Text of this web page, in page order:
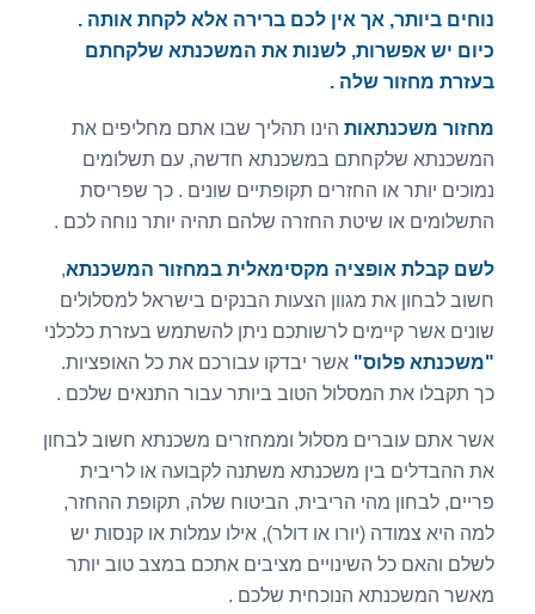
נוחים ביותר, אך אין לכם ברירה אלא לקחת אותה .
כיום יש אפשרות, לשנות את המשכנתא שלקחתם
בעזרת מחזור שלה .
מחזור משכנתאותהינו תהליך שבו אתם מחליפים את
המשכנתא שלקחתם במשכנתא חדשה, עם תשלומים
נמוכים יותר או החזרים תקופתיים שונים . כך שפריסת
התשלומים או שיטת החזרה שלהם תהיה יותר נוחה לכם .
לשם קבלת אופציה מקסימאלית במחזור המשכנתא,
חשוב לבחון את מגוון הצעות הבנקים בישראל למסלולים
שונים אשר קיימים לרשותכם ניתן להשתמש בעזרת כלכלני
"משכנתא פלוס" אשר יבדקו עבורכם את כל האופציות.
כך תקבלו את המסלול הטוב ביותר עבור התנאים שלכם .
אשר אתם עוברים מסלול וממחזרים משכנתא חשוב לבחון
את ההבדלים בין משכנתא משתנה לקבועה או לריבית
פריים, לבחון מהי הריבית, הביטוח שלה, תקופת ההחזר,
למה היא צמודה (יורו או דולר), אילו עמלות או קנסות יש
לשלם והאם כל השינויים מציבים אתכם במצב טוב יותר
מאשר המשכנתא הנוכחית שלכם .